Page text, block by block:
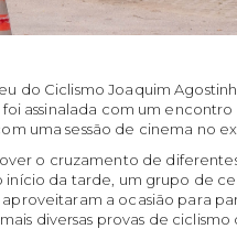
do Ciclismo Joaquim
assinalada com um
uma sessão de cinema no
o cruzamento de
início da tarde, um grupo de
a ocasião para
diversas provas de ciclismo